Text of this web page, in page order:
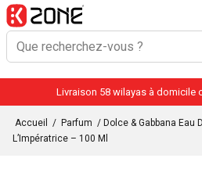
Livraison 58 wilayas à domicile
Accueil / Parfum / Dolce & Gabbana Eau
L’Impératrice – 100 Ml